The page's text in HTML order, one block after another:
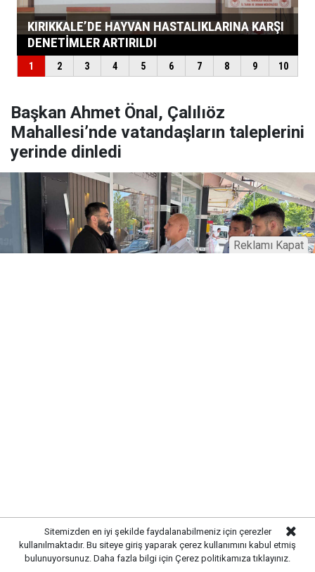
Başkan Ahmet Önal, Çalılıöz
Mahallesi’nde vatandaşların taleplerini
yerinde dinledi
belediyecilik anlayışıyla çalışmaların süreceğini
vurguladı.Sitemizden en iyi şekilde faydalanabilmeniz için çerezler
kullanılmaktadır. Bu siteye giriş yaparak çerez kullanımını kabul etmiş
bulunuyorsunuz. Daha fazla bilgi için Çerez politikamıza tıklayınız.
Reklamı Kapat